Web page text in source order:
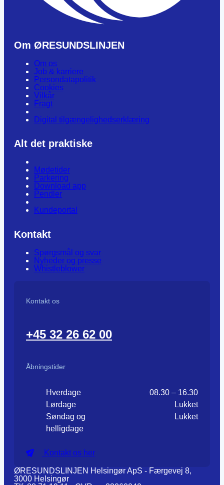
Om ØRESUNDSLINJEN
Om os
Job & karriere
Persondatapolitik
Cookies
Vilkår
Fragt
Digital tilgængelighedserklæring
Alt det praktiske
Mødetider
Parkering
Download app
Pendler
Kundeportal
Kontakt
Spørgsmål og svar
Nyheder og presse
Whistleblower
Kontakt os
+45 32 26 62 00
Åbningstider
Hverdage
08.30 – 16.30
Lørdage
Lukket
Søndag og
helligdage
Lukket
Kontakt os her
ØRESUNDSLINJEN Helsingør ApS - Færgevej 8,
3000 Helsingør